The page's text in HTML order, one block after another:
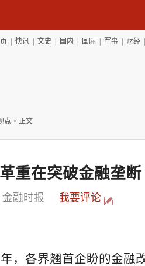
快讯| 文史 国内 国际| 军事| 财经
点 > 正文
重在突破金融垄断
融时报 我要评论
各界翘首企盼的金融